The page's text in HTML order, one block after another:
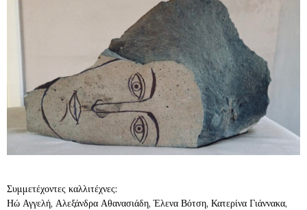
Συμμετέχοντες καλλιτέχνες:
Ηώ Αγγελή, Αλεξάνδρα Αθανασιάδη, Έλενα Βότση, Κατερίνα Γιάννακα,